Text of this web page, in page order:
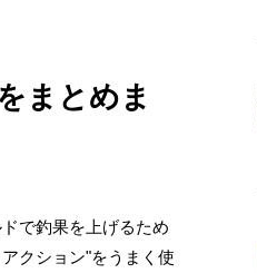
まとめま
で釣果を上げるため
クション"をうまく使